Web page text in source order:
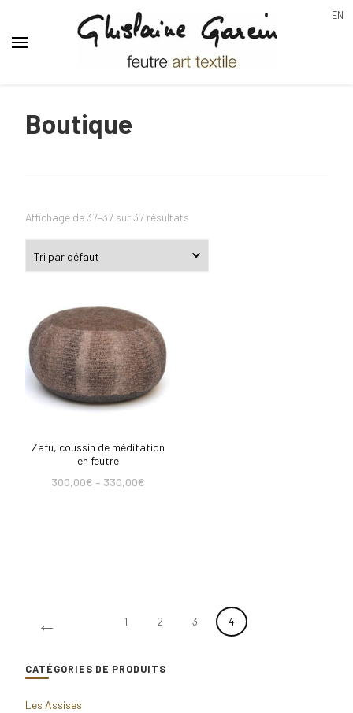
Boutique
Affichage de 37–37 sur 37 résultats
Zafu, coussin de méditation
en feutre
300,00€ – 330,00€
← 1 2 3 4
CATÉGORIES DE PRODUITS
Les Assises
EN